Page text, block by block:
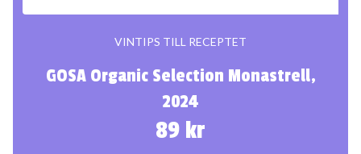
VINTIPS TILL RECEPTET
GOSA Organic Selection Monastrell,
2024
89 kr